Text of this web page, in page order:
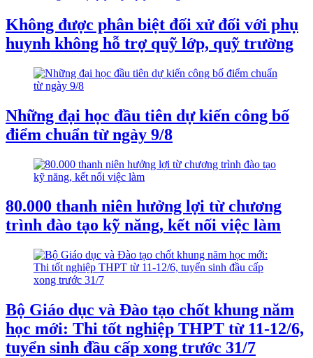
Không được phân biệt đối xử đối với phụ
huynh không hỗ trợ quỹ lớp, quỹ trường
Những đại học đầu tiên dự kiến công bố
điểm chuẩn từ ngày 9/8
80.000 thanh niên hưởng lợi từ chương
trình đào tạo kỹ năng, kết nối việc làm
Bộ Giáo dục và Đào tạo chốt khung năm
học mới: Thi tốt nghiệp THPT từ 11-12/6,
tuyển sinh đầu cấp xong trước 31/7